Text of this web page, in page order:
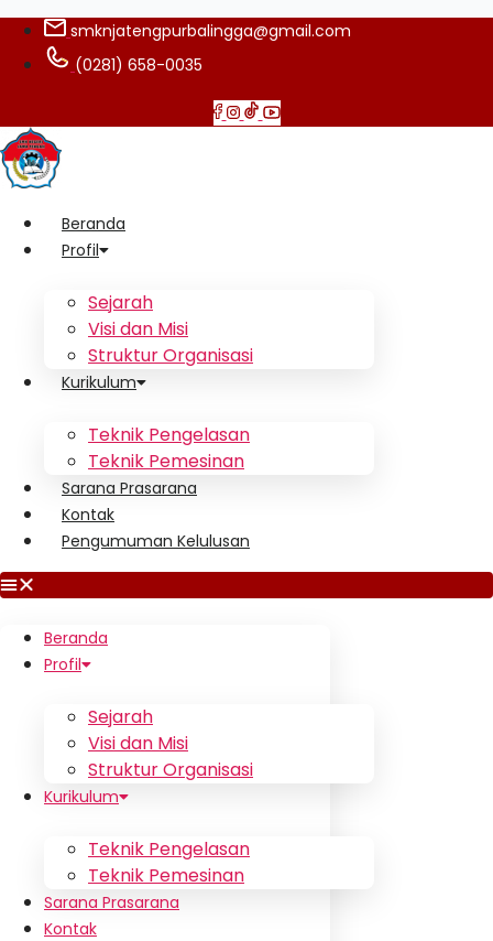
smknjatengpurbalingga@gmail.com
(0281) 658-0035
Beranda
Profil
Sejarah
Visi dan Misi
Struktur Organisasi
Kurikulum
Teknik Pengelasan
Teknik Pemesinan
Sarana Prasarana
Kontak
Pengumuman Kelulusan
Beranda
Profil
Sejarah
Visi dan Misi
Struktur Organisasi
Kurikulum
Teknik Pengelasan
Teknik Pemesinan
Sarana Prasarana
Kontak